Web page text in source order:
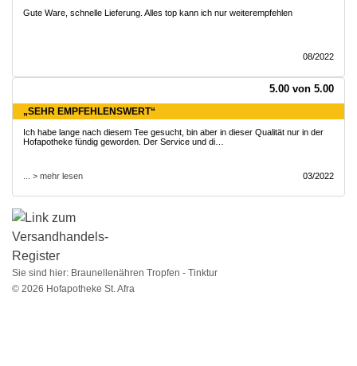
Gute Ware, schnelle Lieferung. Alles top kann ich nur weiterempfehlen
08/2022
5.00 von 5.00
„SEHR EMPFEHLENSWERT“
Ich habe lange nach diesem Tee gesucht, bin aber in dieser Qualität nur in der
Hofapotheke fündig geworden. Der Service und di…
... > mehr lesen 03/2022
Sie sind hier: Braunellenähren Tropfen - Tinktur
© 2026 Hofapotheke St. Afra